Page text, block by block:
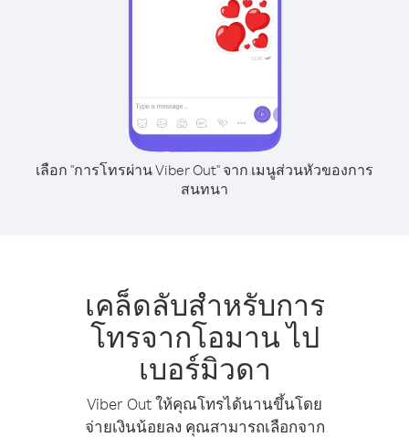
เลือก "การโทรผ่าน Viber Out" จาก เมนูส่วนหัวของการ
สนทนา
เคล็ดลับสำหรับการ
โทรจากโอมาน ไป
เบอร์มิวดา
Viber Out ให้คุณโทรได้นานขึ้นโดย
จ่ายเงินน้อยลง คุณสามารถเลือกจาก